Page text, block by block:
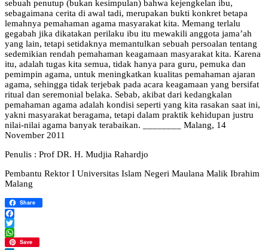
Penulis : Prof DR. H. Mudjia Rahardjo
Pembantu Rektor I Universitas Islam Negeri Maulana Malik Ibrahim
Malang
Share
Facebook
Twitter
WhatsApp
Save